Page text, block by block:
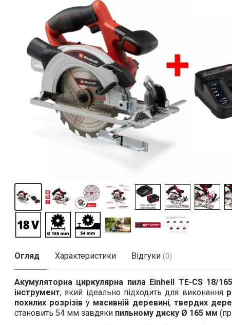
Огляд Характеристики Відгуки (0)
Акумуляторна циркулярна пила Einhell TE-CS 18/
інструмент, який ідеально підходить для виконання
похилих розрізів у масивній деревині, твердих
становить 54 мм завдяки пильному диску Ø 165 мм